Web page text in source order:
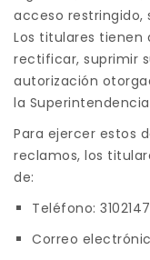
acceso restringido,
Los titulares tienen
rectificar, suprimir
autorización
la
Para ejercer estos
reclamos, los
de:
Teléfono:
Correo